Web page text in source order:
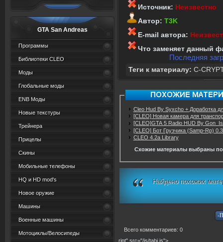
GTA San Andreas
Программы
Библиотеки CLEO
Моды
Глобальные моды
ENB Моды
Новые текстуры
Трейнера
Прицелы
Скины
Мобильные телефоны
HQ и HD mod's
Новое оружие
Машины
Военные машины
Мотоциклы/Велосипеды
Источник: Неизвестно
Автор: Т3K
E-mail автора:
Что заменяет данный
Последняя
Теги к материалу: C-
Cleo Hud By Syxcho + Доработка
[CLEO] Новая камера для
[CLEO]GTA 5 Radio HUD By
[CLEO] Бот Грузчика (Samp-Rp)
CLEO 4.2a Library
Схожие материалы выбраны по
Найдено похожих
Всего комментариев: 0
ript" src="/js/tabi.js">